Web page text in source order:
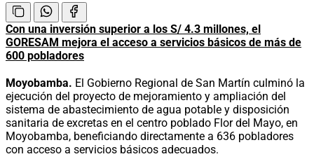
Con una inversión superior a los S/ 4.3 millones, el
GORESAM mejora el acceso a servicios básicos de más de
600 pobladores
Moyobamba. El Gobierno Regional de San Martín culminó la
ejecución del proyecto de mejoramiento y ampliación del
sistema de abastecimiento de agua potable y disposición
sanitaria de excretas en el centro poblado Flor del Mayo, en
Moyobamba, beneficiando directamente a 636 pobladores
con acceso a servicios básicos adecuados.